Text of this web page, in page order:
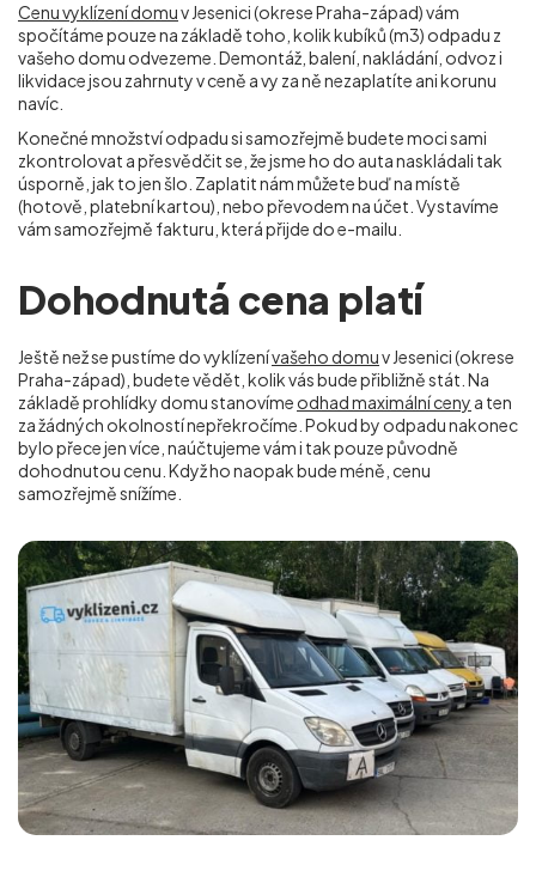
Cenu vyklízení domuv Jesenici (okrese Praha-západ) vám
spočítáme pouze na základě toho, kolik kubíků (m3) odpadu z
vašeho domu odvezeme. Demontáž, balení, nakládání, odvoz i
likvidace jsou zahrnuty v ceně a vy za ně nezaplatíte ani korunu
navíc.
Konečné množství odpadu si samozřejmě budete moci sami
zkontrolovat a přesvědčit se, že jsme ho do auta naskládali tak
úsporně, jak to jen šlo. Zaplatit nám můžete buď na místě
(hotově, platební kartou), nebo převodem na účet. Vystavíme
vám samozřejmě fakturu, která přijde do e-mailu.
Dohodnutá cena platí
Ještě než se pustíme do vyklízenívašeho domuv Jesenici (okrese
Praha-západ), budete vědět, kolik vás bude přibližně stát. Na
základě prohlídky domu stanovíme odhad maximální ceny a ten
za žádných okolností nepřekročíme. Pokud by odpadu nakonec
bylo přece jen více, naúčtujeme vám i tak pouze původně
dohodnutou cenu. Když ho naopak bude méně, cenu
samozřejmě snížíme.